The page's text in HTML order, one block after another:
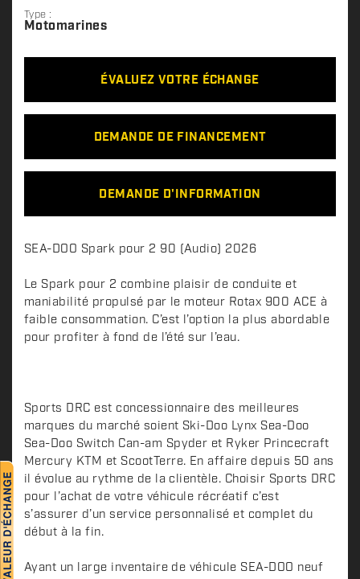
Type :
Motomarines
ÉVALUEZ VOTRE ÉCHANGE
DEMANDE DE FINANCEMENT
DEMANDE D'INFORMATION
D
s
c
r
i
i
o
n
SEA-DOO Spark pour 2 90 (Audio) 2026
Le Spark pour 2 combine plaisir de conduite et
maniabilité propulsé par le moteur Rotax 900 ACE à
faible consommation. C’est l’option la plus abordable
pour profiter à fond de l’été sur l’eau.
Sports DRC est concessionnaire des meilleures
marques du marché soient Ski-Doo Lynx Sea-Doo
Sea-Doo Switch Can-am Spyder et Ryker Princecraft
Mercury KTM et ScootTerre. En affaire depuis 50 ans
il évolue au rythme de la clientèle. Choisir Sports DRC
pour l’achat de votre véhicule récréatif c’est
s’assurer d’un service personnalisé et complet du
début à la fin.
Ayant un large inventaire de véhicule SEA-DOO neuf